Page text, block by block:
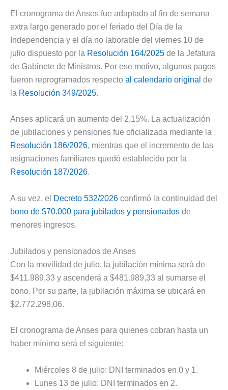
El cronograma de Anses fue adaptado al fin de semana
extra largo generado por el feriado del Día de la
Independencia y el día no laborable del viernes 10 de
julio dispuesto por la Resolución 164/2025 de la Jefatura
de Gabinete de Ministros. Por ese motivo, algunos pagos
fueron reprogramados respecto al calendario original de
la Resolución 349/2025.
Anses aplicará un aumento del 2,15%. La actualización
de jubilaciones y pensiones fue oficializada mediante la
Resolución 186/2026, mientras que el incremento de las
asignaciones familiares quedó establecido por la
Resolución 187/2026.
A su vez, el Decreto 532/2026 confirmó la continuidad del
bono de $70.000 para jubilados y pensionados de
menores ingresos.
Jubilados y pensionados de Anses
Con la movilidad de julio, la jubilación mínima será de
$411.989,33 y ascenderá a $481.989,33 al sumarse el
bono. Por su parte, la jubilación máxima se ubicará en
$2.772.298,06.
El cronograma de Anses para quienes cobran hasta un
haber mínimo será el siguiente:
Miércoles 8 de julio: DNI terminados en 0 y 1.
Lunes 13 de julio: DNI terminados en 2.